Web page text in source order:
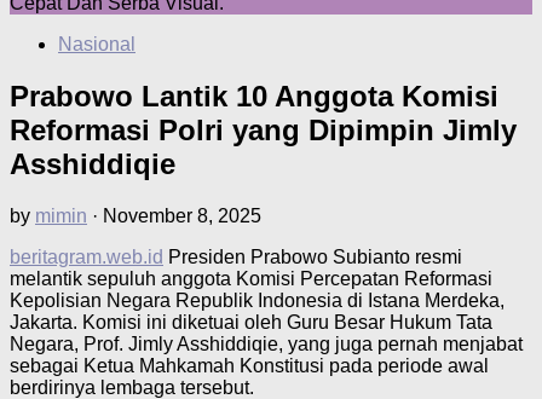
Nasional
Prabowo Lantik 10 Anggota Komisi
Reformasi Polri yang Dipimpin Jimly
Asshiddiqie
by mimin · November 8, 2025
beritagram.web.id Presiden Prabowo Subianto resmi
melantik sepuluh anggota Komisi Percepatan Reformasi
Kepolisian Negara Republik Indonesia di Istana Merdeka,
Jakarta. Komisi ini diketuai oleh Guru Besar Hukum Tata
Negara, Prof. Jimly Asshiddiqie, yang juga pernah menjabat
sebagai Ketua Mahkamah Konstitusi pada periode awal
berdirinya lembaga tersebut.